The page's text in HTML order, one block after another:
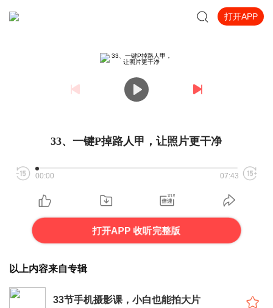
打开APP
33、一键P掉路人甲，让照片更干净
00:00 07:43
打开APP 收听完整版
以上内容来自专辑
33节手机摄影课，小白也能拍大片